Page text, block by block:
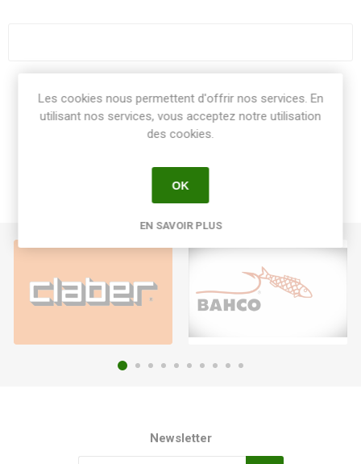
Share:
Newsletter
Les cookies nous permettent d'offrir nos services. En
utilisant nos services, vous acceptez notre utilisation
des cookies.
OK
EN SAVOIR PLUS